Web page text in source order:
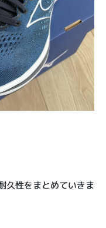
久性をまとめていきま